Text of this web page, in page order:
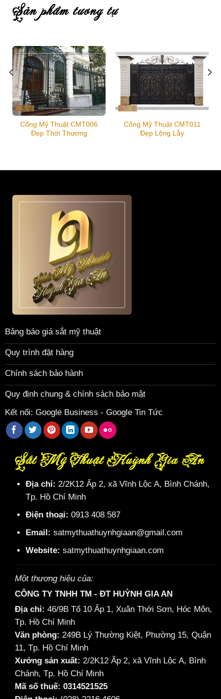
sản phẩm tương tự
Cổng Mỹ Thuật CMT006
Đẹp Thời Thượng
Cổng Mỹ Thuật CMT011
Đẹp Lộng Lẫy
Bảng báo giá sắt mỹ thuật
Quy trình đặt hàng
Chính sách bảo hành
Quy định chung & chính sách bảo mật
Kết nối: Google Business - Google Tin Tức
Sắt Mỹ Thuật Huỳnh Gia An
Địa chỉ: 2/2K12 Ấp 2, xã Vĩnh Lộc A, Bình Chánh,
Tp. Hồ Chí Minh
Điện thoại: 0913 408 587
Email: satmythuathuynhgiaan@gmail.com
Website: satmythuathuynhgiaan.com
Một thương hiệu của:
CÔNG TY TNHH TM - ĐT HUỲNH GIA AN
Địa chỉ: 46/9B Tổ 10 Ấp 1, Xuân Thới Sơn, Hóc Môn,
Tp. Hồ Chí Minh
Văn phòng: 249B Lý Thường Kiệt, Phường 15, Quận
11, Tp. Hồ Chí Minh
Xưởng sản xuất: 2/2K12 Ấp 2, xã Vĩnh Lộc A, Bình
Chánh, Tp. Hồ Chí Minh
Mã số thuế: 0314521525